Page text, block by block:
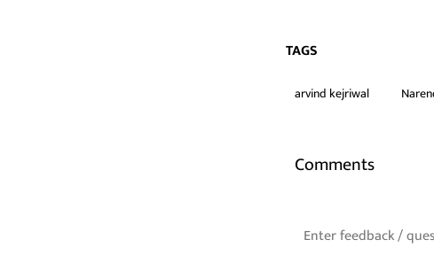
TAGS
arvind kejriwal
Comments